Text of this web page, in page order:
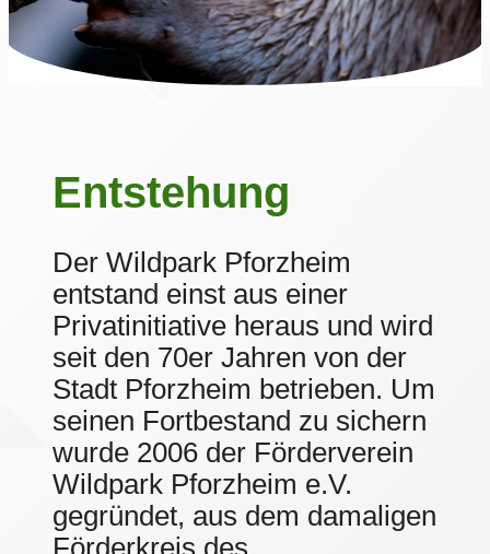
Entstehung
Der Wildpark Pforzheim
entstand einst aus einer
Privatinitiative heraus und wird
seit den 70er Jahren von der
Stadt Pforzheim betrieben. Um
seinen Fortbestand zu sichern
wurde 2006 der Förderverein
Wildpark Pforzheim e.V.
gegründet, aus dem damaligen